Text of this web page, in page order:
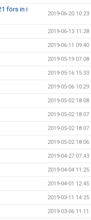
förs in i
2019-06-20 10:23
2019-06-13 11:28
2019-06-11 09:40
2019-05-19 07:08
2019-05-16 15:33
2019-05-06 10:29
2019-05-02 18:08
2019-05-02 18:07
2019-05-02 18:07
2019-05-02 18:06
2019-04-27 07:43
2019-04-04 11:25
2019-04-01 12:45
2019-03-11 14:25
2019-03-06 11:11